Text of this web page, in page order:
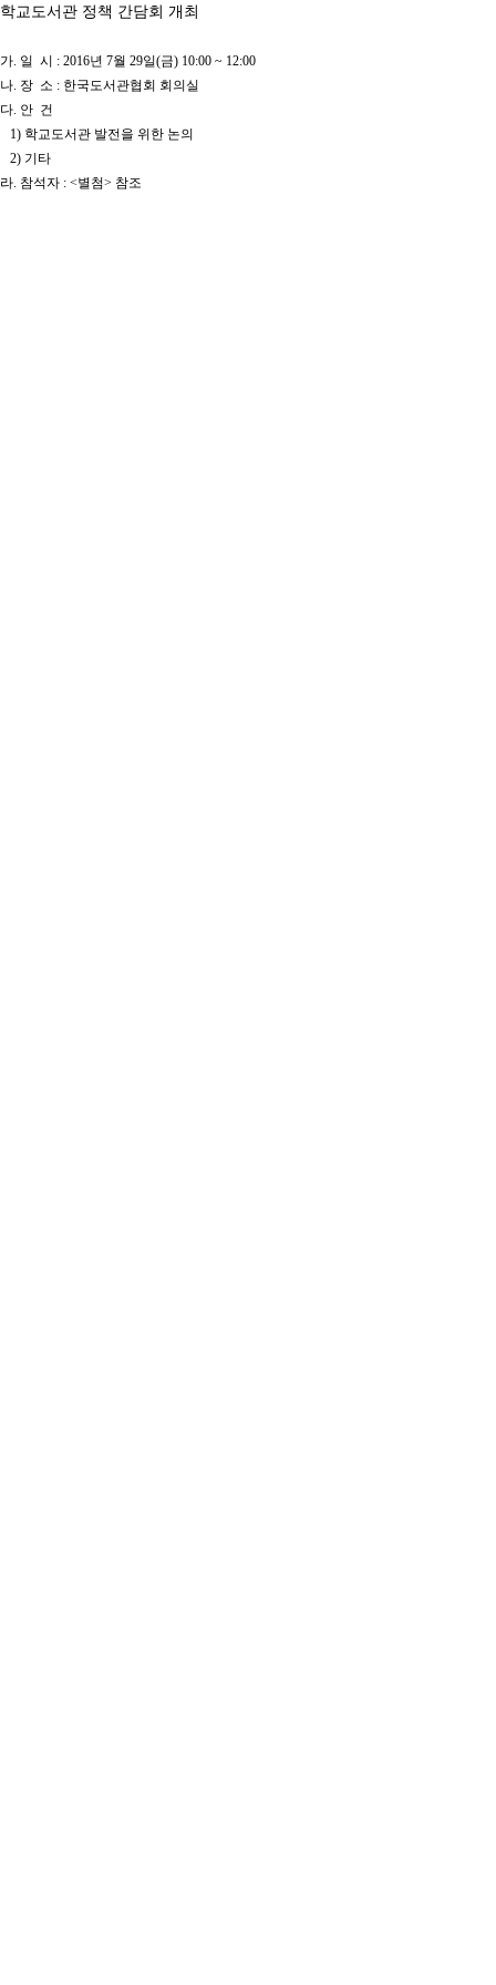
학교도서관 정책 간담회 개최
가. 일 시 : 2016년 7월 29일(금) 10:00 ~ 12:00
나. 장 소 : 한국도서관협회 회의실
다. 안 건
1) 학교도서관 발전을 위한 논의
2) 기타
라. 참석자 : <별첨> 참조